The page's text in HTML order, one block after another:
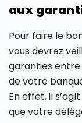
aux
Pour faire le
vous devrez
garanties
de votre
En effet, il
que votre